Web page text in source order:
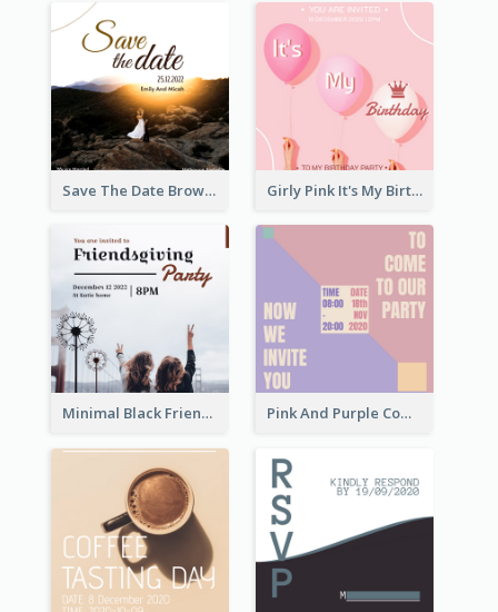
Save The Date Brown Marriage Invitation Girly Pink It's My Birthday Invitation
Minimal Black Friendsgiving Invitation Pink And Purple Come To our Party Invitation